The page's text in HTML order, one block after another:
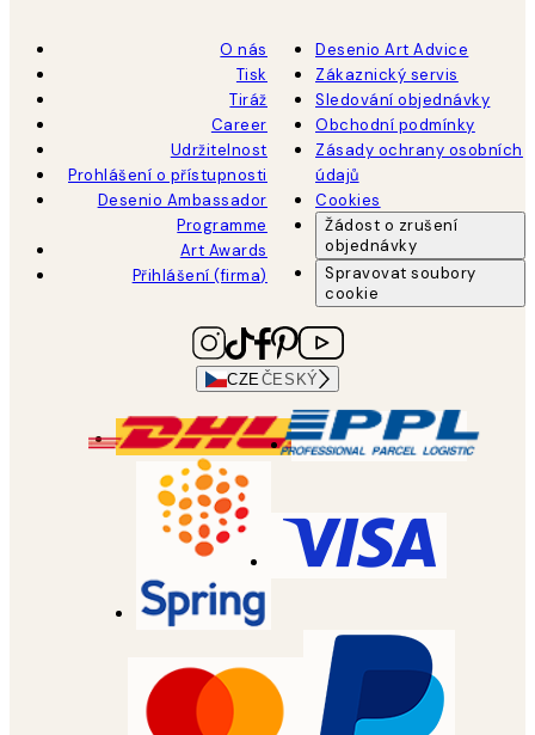
O nás
Tisk
Tiráž
Career
Udržitelnost
Prohlášení o přístupnosti
Desenio Ambassador
Programme
Art Awards
Přihlášení (firma)
Desenio Art Advice
Zákaznický servis
Sledování objednávky
Obchodní podmínky
Zásady ochrany osobních
údajů
Cookies
Žádost o zrušení
objednávky
Spravovat soubory
cookie
CZE ČESKÝ